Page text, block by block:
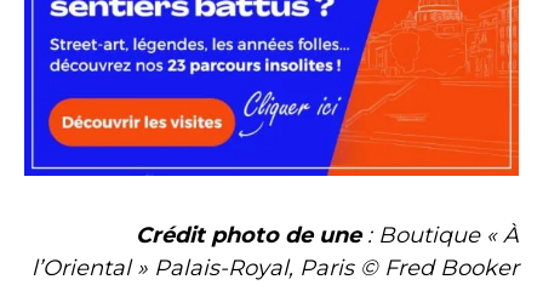
Crédit photo de une: Boutique « À
l’Oriental » Palais-Royal, Paris © Fred Booker